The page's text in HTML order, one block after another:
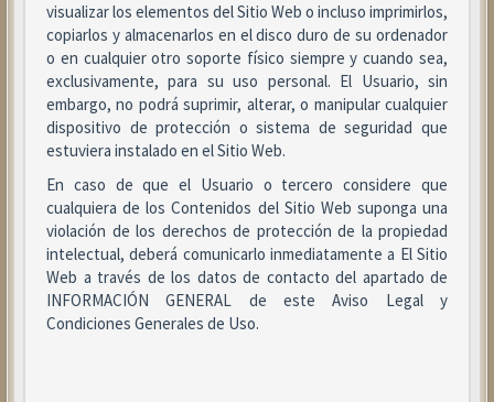
visualizar los elementos del Sitio Web o incluso imprimirlos,
copiarlos y almacenarlos en el disco duro de su ordenador
o en cualquier otro soporte físico siempre y cuando sea,
exclusivamente, para su uso personal. El Usuario, sin
embargo, no podrá suprimir, alterar, o manipular cualquier
dispositivo de protección o sistema de seguridad que
estuviera instalado en el Sitio Web.
En caso de que el Usuario o tercero considere que
cualquiera de los Contenidos del Sitio Web suponga una
violación de los derechos de protección de la propiedad
intelectual, deberá comunicarlo inmediatamente a El Sitio
Web a través de los datos de contacto del apartado de
INFORMACIÓN GENERAL de este Aviso Legal y
Condiciones Generales de Uso.